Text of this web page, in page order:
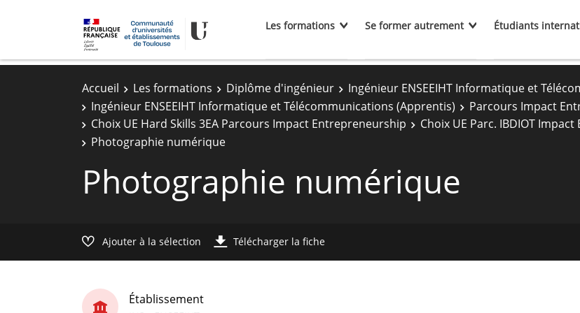
Les formations Se former autrement Étudiants
Accueil Les formations Diplôme d'ingénieur
Ingénieur ENSEEIHT Informatique et
Ingénieur ENSEEIHT Informatique et Télécommunications (Apprentis)
Parcours Impact
Choix UE Hard Skills 3EA Parcours Impact Entrepreneurship
Choix UE Parc. IBDIOT
Photographie numérique
Photographie numérique
Ajouter à la sélection Télécharger la fiche
Établissement